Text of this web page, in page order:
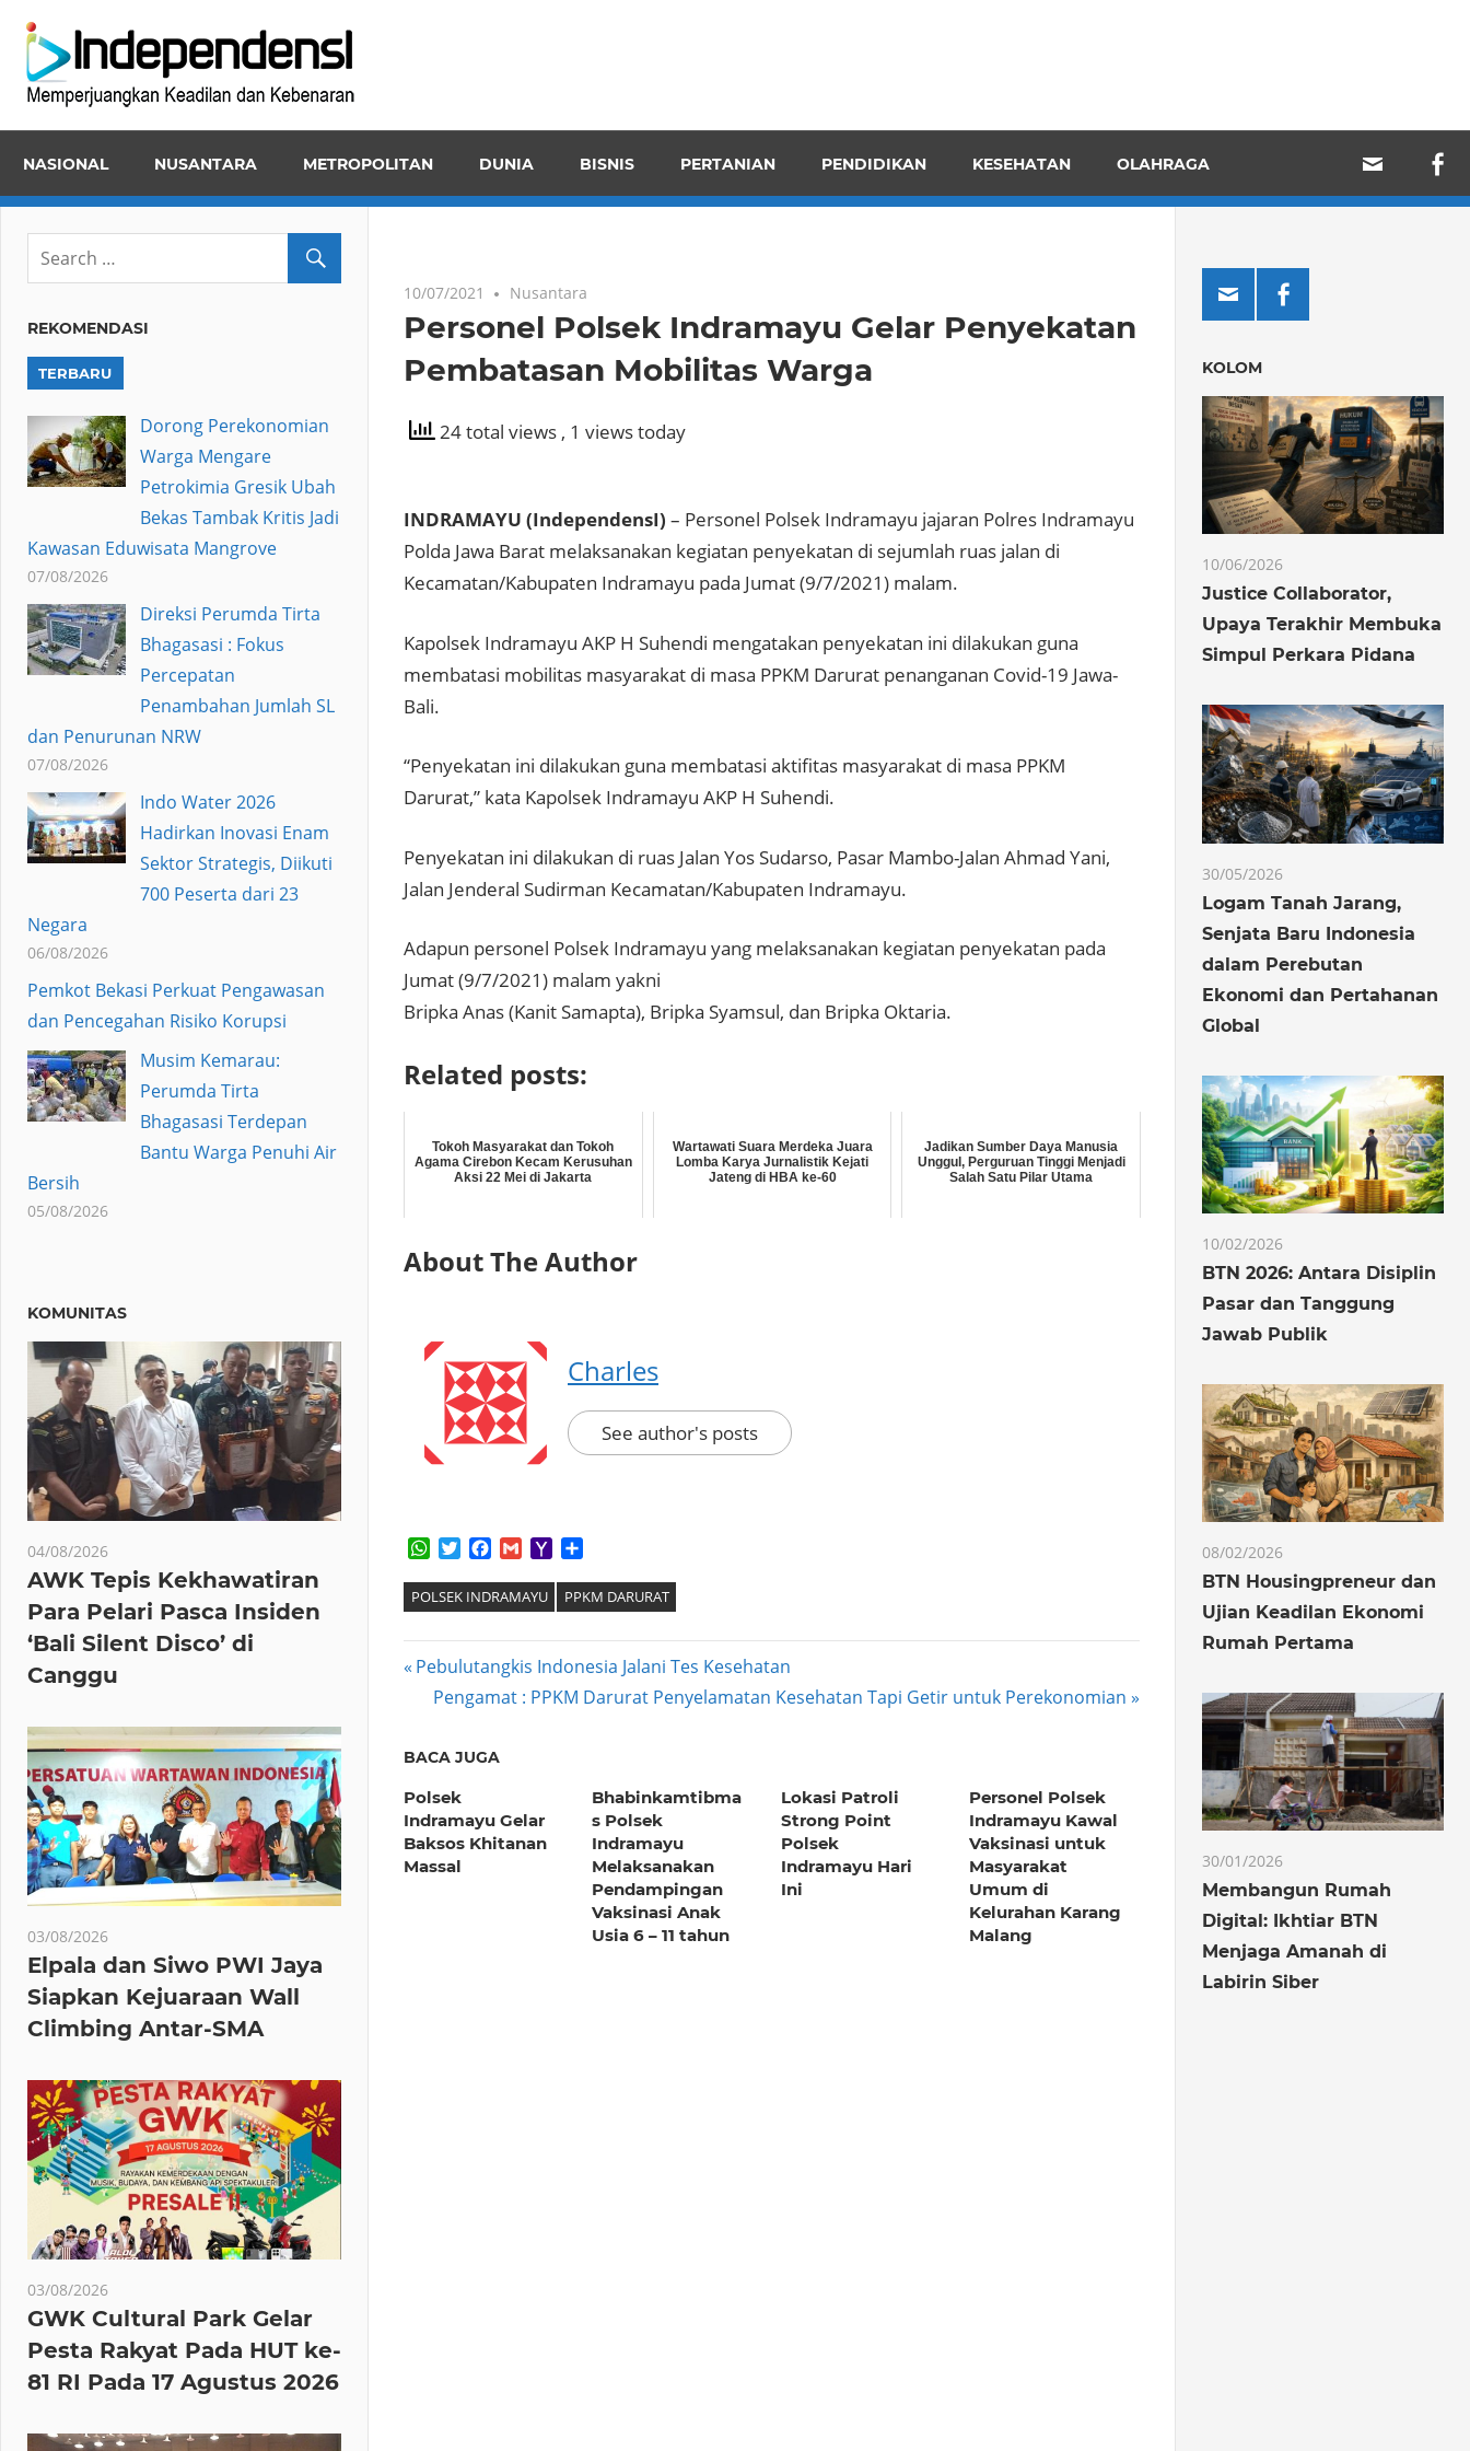
content
dan
NASIONAL NUSANTARA METROPOLITAN DUNIA BISNIS PERTANIAN PENDIDIKAN KESEHATAN OLAHRAGA
10/07/2021 Nusantara
Personel Polsek Indramayu Gelar Penyekatan
Pembatasan Mobilitas Warga
24 total views , 1 views today
INDRAMAYU (IndependensI) – Personel Polsek Indramayu jajaran Polres Indramayu
Polda Jawa Barat melaksanakan kegiatan penyekatan di sejumlah ruas jalan di
Kecamatan/Kabupaten Indramayu pada Jumat (9/7/2021) malam.
Kapolsek Indramayu AKP H Suhendi mengatakan penyekatan ini dilakukan guna
membatasi mobilitas masyarakat di masa PPKM Darurat penanganan Covid-19 Jawa-
Bali.
“Penyekatan ini dilakukan guna membatasi aktifitas masyarakat di masa PPKM
Darurat,” kata Kapolsek Indramayu AKP H Suhendi.
Penyekatan ini dilakukan di ruas Jalan Yos Sudarso, Pasar Mambo-Jalan Ahmad Yani,
Jalan Jenderal Sudirman Kecamatan/Kabupaten Indramayu.
Adapun personel Polsek Indramayu yang melaksanakan kegiatan penyekatan pada
Jumat (9/7/2021) malam yakni
Bripka Anas (Kanit Samapta), Bripka Syamsul, dan Bripka Oktaria.
Related posts:
Tokoh Masyarakat dan Tokoh
Agama Cirebon Kecam Kerusuhan
Aksi 22 Mei di Jakarta
Wartawati Suara Merdeka Juara
Lomba Karya Jurnalistik Kejati
Jateng di HBA ke-60
Jadikan Sumber Daya Manusia
Unggul, Perguruan Tinggi Menjadi
Salah Satu Pilar Utama
About The Author
Charles
See author's posts
WhatsApp
TwitterFacebook
GmailYahoo
POLSEK INDRAMAYU PPKM DARURAT
Post
navigation
Previous
Post:
Pebulutangkis Indonesia Jalani Tes Kesehatan
Next
Pengamat : PPKM Darurat Penyelamatan Kesehatan Tapi Getir untuk Perekonomian
BACA JUGA
Polsek
Indramayu Gelar
Baksos Khitanan
Massal
Bhabinkamtibma
s Polsek
Indramayu
Melaksanakan
Pendampingan
Vaksinasi Anak
Usia 6 – 11 tahun
Lokasi Patroli
Strong Point
Polsek
Indramayu Hari
Ini
Personel Polsek
Indramayu Kawal
Vaksinasi untuk
Masyarakat
Umum di
Kelurahan Karang
Malang
REKOMENDASI
TERBARU
Dorong Perekonomian
Warga Mengare
Petrokimia Gresik Ubah
Bekas Tambak Kritis Jadi
Kawasan Eduwisata Mangrove
07/08/2026
Direksi Perumda Tirta
Bhagasasi : Fokus
Percepatan
Penambahan Jumlah SL
dan Penurunan NRW
07/08/2026
Indo Water 2026
Hadirkan Inovasi Enam
Sektor Strategis, Diikuti
700 Peserta dari 23
Negara
06/08/2026
Pemkot Bekasi Perkuat Pengawasan
dan Pencegahan Risiko Korupsi
Musim Kemarau:
Perumda Tirta
Bhagasasi Terdepan
Bantu Warga Penuhi Air
Bersih
05/08/2026
KOMUNITAS
04/08/2026
AWK Tepis Kekhawatiran
Para Pelari Pasca Insiden
‘Bali Silent Disco’ di
Canggu
03/08/2026
Elpala dan Siwo PWI Jaya
Siapkan Kejuaraan Wall
Climbing Antar-SMA
03/08/2026
GWK Cultural Park Gelar
Pesta Rakyat Pada HUT ke-
81 RI Pada 17 Agustus 2026
KOLOM
10/06/2026
Justice Collaborator,
Upaya Terakhir Membuka
Simpul Perkara Pidana
30/05/2026
Logam Tanah Jarang,
Senjata Baru Indonesia
dalam Perebutan
Ekonomi dan Pertahanan
Global
10/02/2026
BTN 2026: Antara Disiplin
Pasar dan Tanggung
Jawab Publik
08/02/2026
BTN Housingpreneur dan
Ujian Keadilan Ekonomi
Rumah Pertama
30/01/2026
Membangun Rumah
Digital: Ikhtiar BTN
Menjaga Amanah di
Labirin Siber